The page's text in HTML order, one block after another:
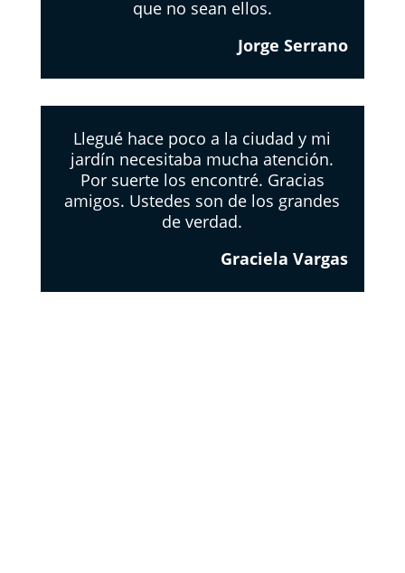
que no sean ellos.
Jorge Serrano
Llegué hace poco a la ciudad y mi
jardín necesitaba mucha atención.
Por suerte los encontré. Gracias
amigos. Ustedes son de los grandes
de verdad.
Graciela Vargas